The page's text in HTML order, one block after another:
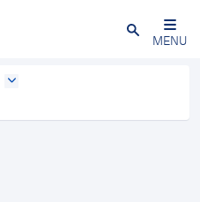
Schließen
MENU